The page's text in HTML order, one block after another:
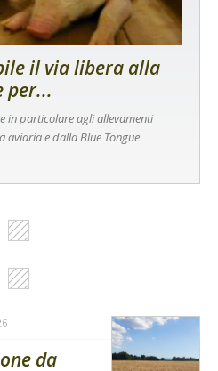
il via libera alla
per...
in particolare agli allevamenti
e dalla Blue Tongue
da